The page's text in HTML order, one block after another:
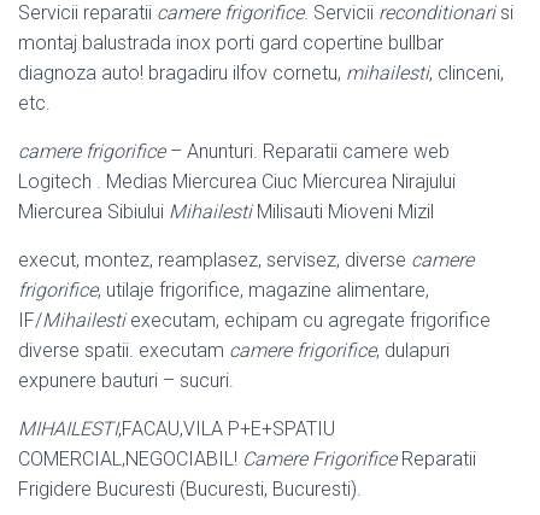
Servicii reparatii camere frigorifice. Servicii reconditionarisi
montaj balustrada inox porti gard copertine bullbar
diagnoza auto! bragadiru ilfov cornetu, mihailesti, clinceni,
etc.
camere frigorifice– Anunturi. Reparatii camere web
Logitech . Medias Miercurea Ciuc Miercurea Nirajului
Miercurea Sibiului MihailestiMilisauti Mioveni Mizil
execut, montez, reamplasez, servisez, diverse camere
frigorifice, utilaje frigorifice, magazine alimentare,
IF/Mihailestiexecutam, echipam cu agregate frigorifice
diverse spatii. executam camere frigorifice, dulapuri
expunere bauturi – sucuri.
MIHAILESTI,FACAU,VILA P+E+SPATIU
COMERCIAL,NEGOCIABIL! Camere FrigorificeReparatii
Frigidere Bucuresti (Bucuresti, Bucuresti).